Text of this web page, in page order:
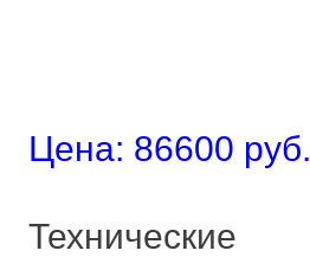
Цена: 86600 руб.
Технические